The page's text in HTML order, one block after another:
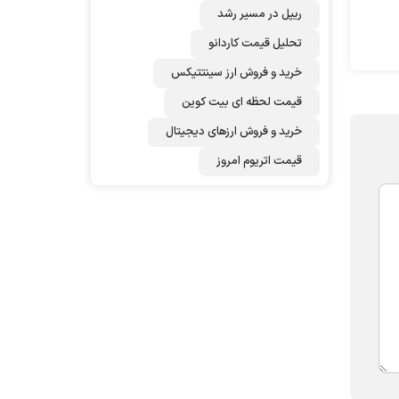
ریپل در مسیر رشد
تحلیل قیمت کاردانو
خرید و فروش ارز سینتتیکس
قیمت لحظه ای بیت کوین
خرید و فروش ارزهای دیجیتال
قیمت اتریوم امروز